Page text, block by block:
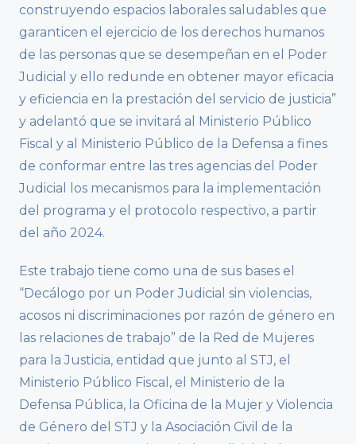
construyendo espacios laborales saludables que
garanticen el ejercicio de los derechos humanos
de las personas que se desempeñan en el Poder
Judicial y ello redunde en obtener mayor eficacia
y eficiencia en la prestación del servicio de justicia”
y adelantó que se invitará al Ministerio Público
Fiscal y al Ministerio Público de la Defensa a fines
de conformar entre las tres agencias del Poder
Judicial los mecanismos para la implementación
del programa y el protocolo respectivo, a partir
del año 2024.
Este trabajo tiene como una de sus bases el
“Decálogo por un Poder Judicial sin violencias,
acosos ni discriminaciones por razón de género en
las relaciones de trabajo” de la Red de Mujeres
para la Justicia, entidad que junto al STJ, el
Ministerio Público Fiscal, el Ministerio de la
Defensa Pública, la Oficina de la Mujer y Violencia
de Género del STJ y la Asociación Civil de la